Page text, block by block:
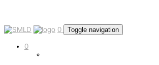
0 Toggle navigation
0